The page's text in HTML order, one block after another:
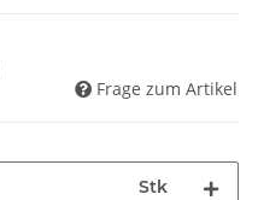
Frage zum Artikel
Stk